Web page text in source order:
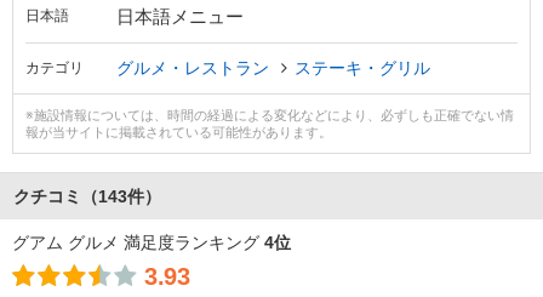
日本語 日本語メニュー
カテゴリ グルメ・レストラン ステーキ・グリル
※施設情報については、時間の経過による変化などにより、必ずしも正確でない情
報が当サイトに掲載されている可能性があります。
クチコミ （143件）
グアム グルメ 満足度ランキング 4位
3.93